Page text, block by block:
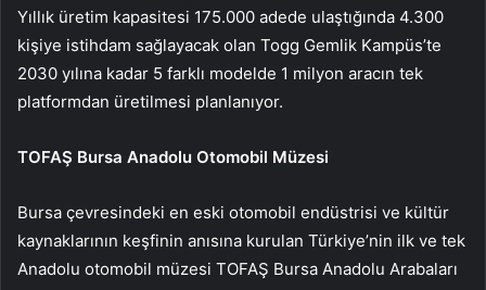
Yıllık üretim kapasitesi 175.000 adede ulaştığında 4.300
kişiye istihdam sağlayacak olan Togg Gemlik Kampüs’te
2030 yılına kadar 5 farklı modelde 1 milyon aracın tek
platformdan üretilmesi planlanıyor.
TOFAŞ Bursa Anadolu Otomobil Müzesi
Bursa çevresindeki en eski otomobil endüstrisi ve kültür
kaynaklarının keşfinin anısına kurulan Türkiye’nin ilk ve tek
Anadolu otomobil müzesi TOFAŞ Bursa Anadolu Arabaları